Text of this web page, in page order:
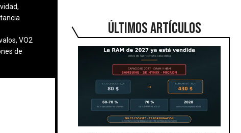
ÚLTIMOS ARTÍCULOS
VO2
de